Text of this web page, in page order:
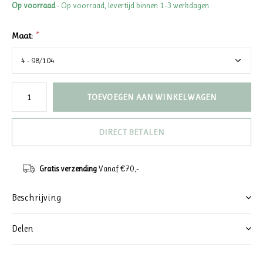
Op voorraad- Op voorraad, levertijd binnen 1-3 werkdagen
Maat: *
TOEVOEGEN AAN WINKELWAGEN
DIRECT BETALEN
Gratis verzendingVanaf €70,-
Beschrijving
Delen